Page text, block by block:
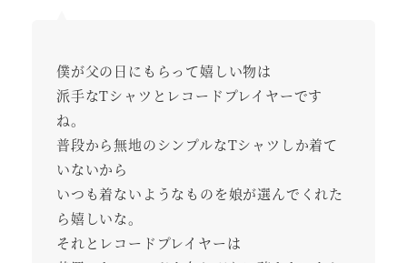
僕が父の日にもらって嬉しい物は
派手なTシャツとレコードプレイヤーです
ね。
普段から無地のシンプルなTシャツしか着て
いないから
いつも着ないようなものを娘が選んでくれた
ら嬉しいな。
それとレコードプレイヤーは